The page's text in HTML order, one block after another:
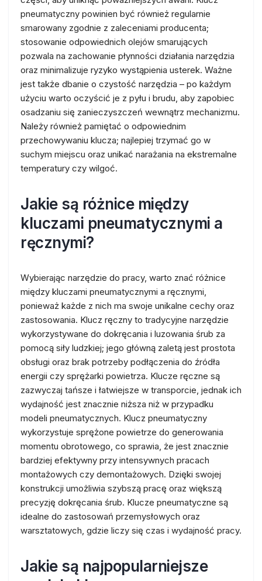
pneumatyczny powinien być również regularnie
smarowany zgodnie z zaleceniami producenta;
stosowanie odpowiednich olejów smarujących
pozwala na zachowanie płynności działania narzędzia
oraz minimalizuje ryzyko wystąpienia usterek. Ważne
jest także dbanie o czystość narzędzia – po każdym
użyciu warto oczyścić je z pyłu i brudu, aby zapobiec
osadzaniu się zanieczyszczeń wewnątrz mechanizmu.
Należy również pamiętać o odpowiednim
przechowywaniu klucza; najlepiej trzymać go w
suchym miejscu oraz unikać narażania na ekstremalne
temperatury czy wilgoć.
Jakie są różnice między
kluczami pneumatycznymi a
ręcznymi?
Wybierając narzędzie do pracy, warto znać różnice
między kluczami pneumatycznymi a ręcznymi,
ponieważ każde z nich ma swoje unikalne cechy oraz
zastosowania. Klucz ręczny to tradycyjne narzędzie
wykorzystywane do dokręcania i luzowania śrub za
pomocą siły ludzkiej; jego główną zaletą jest prostota
obsługi oraz brak potrzeby podłączenia do źródła
energii czy sprężarki powietrza. Klucze ręczne są
zazwyczaj tańsze i łatwiejsze w transporcie, jednak ich
wydajność jest znacznie niższa niż w przypadku
modeli pneumatycznych. Klucz pneumatyczny
wykorzystuje sprężone powietrze do generowania
momentu obrotowego, co sprawia, że jest znacznie
bardziej efektywny przy intensywnych pracach
montażowych czy demontażowych. Dzięki swojej
konstrukcji umożliwia szybszą pracę oraz większą
precyzję dokręcania śrub. Klucze pneumatyczne są
idealne do zastosowań przemysłowych oraz
warsztatowych, gdzie liczy się czas i wydajność pracy.
Jakie są najpopularniejsze